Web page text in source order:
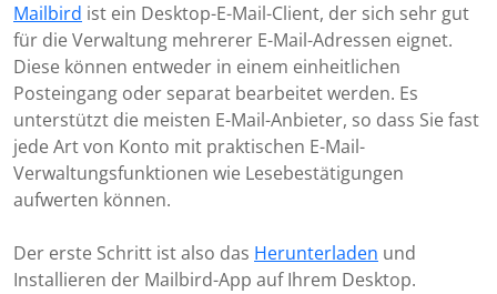
Mailbird ist ein Desktop-E-Mail-Client, der sich sehr gut
für die Verwaltung mehrerer E-Mail-Adressen eignet.
Diese können entweder in einem einheitlichen
Posteingang oder separat bearbeitet werden. Es
unterstützt die meisten E-Mail-Anbieter, so dass Sie fast
jede Art von Konto mit praktischen E-Mail-
Verwaltungsfunktionen wie Lesebestätigungen
aufwerten können.
Der erste Schritt ist also das Herunterladen und
Installieren der Mailbird-App auf Ihrem Desktop.